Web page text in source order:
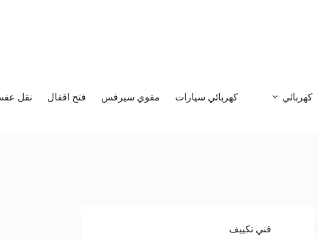
كهربائي كهربائي سيارات مقوي سيرفس فتح اقفال نقل
فني تكييف